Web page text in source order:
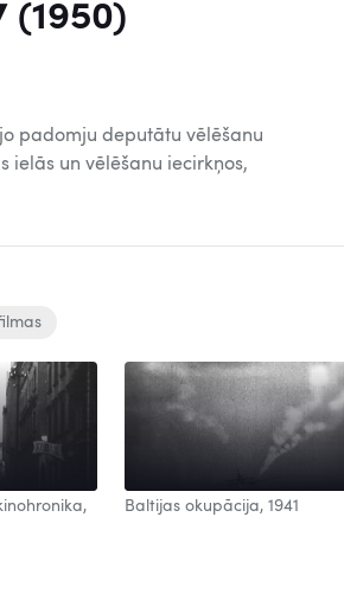
(1950)
padomju deputātu vēlēšanu
ielās un vēlēšanu iecirkņos,
Baltijas okupācija, 1941